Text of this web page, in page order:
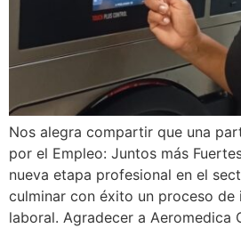
Nos alegra compartir que una
por el Empleo: Juntos más
nueva etapa profesional en el
culminar con éxito un proceso de
laboral. Agradecer a Aeromedica